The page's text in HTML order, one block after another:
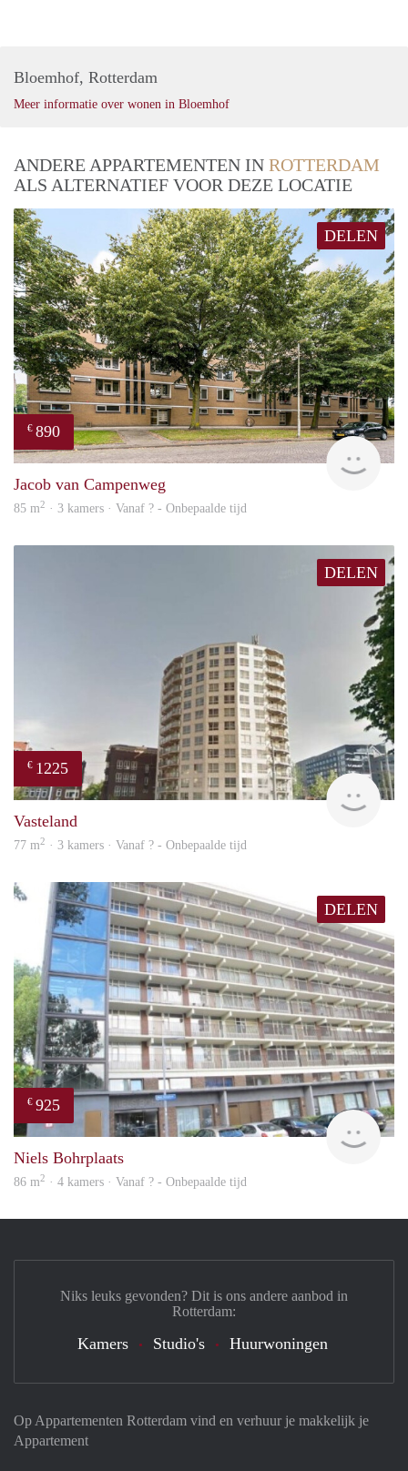
Bloemhof, Rotterdam
Meer informatie over wonen in Bloemhof
ANDERE APPARTEMENTEN IN ROTTERDAM
ALS ALTERNATIEF VOOR DEZE LOCATIE
DELEN
€ 890
Jacob van Campenweg
85 m2 · 3 kamers · Vanaf ? - Onbepaalde tijd
DELEN
€ 1225
Vasteland
77 m2 · 3 kamers · Vanaf ? - Onbepaalde tijd
DELEN
€ 925
rent
Niels Bohrplaats
86 m2 · 4 kamers · Vanaf ? - Onbepaalde tijd
Op Appartementen Rotterdam vind en verhuur je makkelijk je
Appartement
Niks leuks gevonden? Dit is ons andere aanbod in
Rotterdam:
Kamers Studio's Huurwoningen